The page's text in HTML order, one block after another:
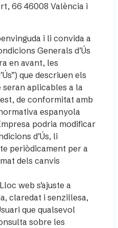
66 46008 València i
i li convida a
Generals d’Ús
en avant, les
que descriuen els
aplicables a la
de conformitat amb
espanyola
podria modificar
d’Ús, li
periòdicament per a
dels canvis
web s’ajuste a
claredat i senzillesa,
que qualsevol
sobre les